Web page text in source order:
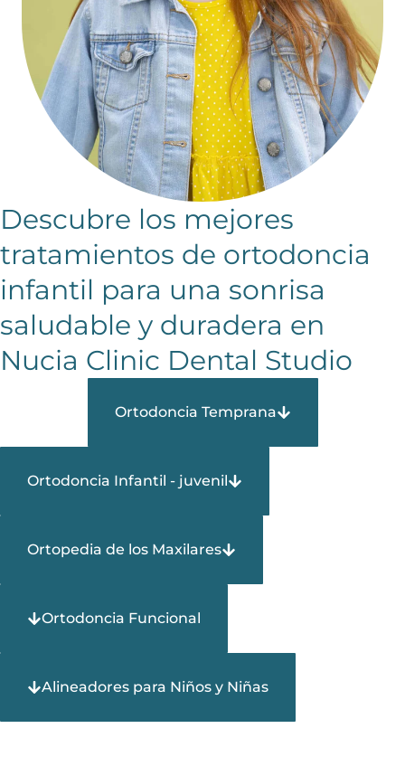
Descubre los mejores
tratamientos de ortodoncia
infantil para una sonrisa
saludable y duradera en
Nucia Clinic Dental Studio​
Ortodoncia Temprana
Ortodoncia Infantil - juvenil
Ortopedia de los Maxilares
Ortodoncia Funcional
Alineadores para Niños y Niñas